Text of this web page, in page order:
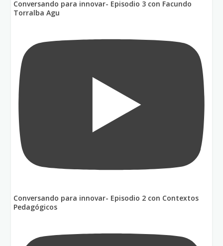
Conversando para innovar- Episodio 3 con Facundo
Torralba Agu
Conversando para innovar- Episodio 2 con Contextos
Pedagógicos